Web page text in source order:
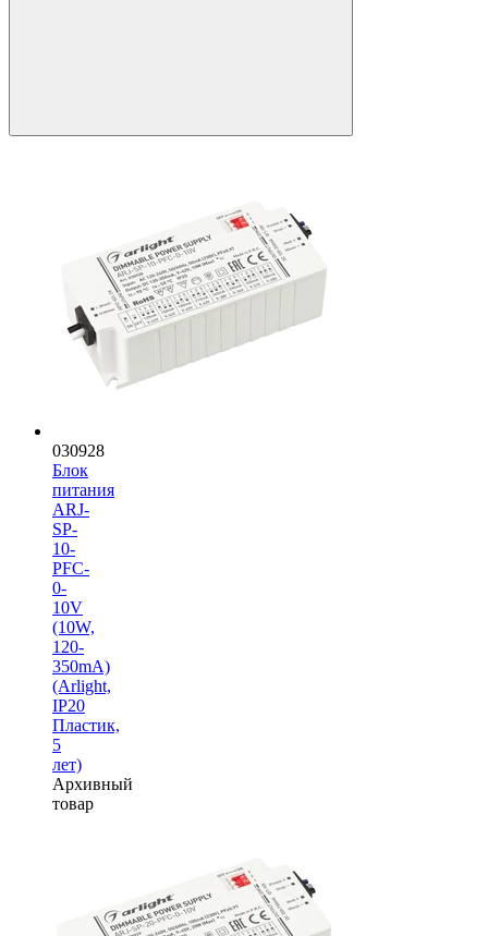
030928
Блок
питания
ARJ-
SP-
10-
PFC-
0-
10V
(10W,
120-
350mA)
(Arlight,
IP20
Пластик,
5
лет)
Архивный
товар